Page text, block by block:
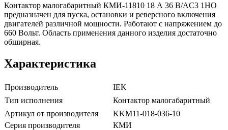
Контактор малогабаритный КМИ-11810 18 А 36 В/AC3 1НО
предназначен для пуска, остановки и реверсного включения
двигателей различной мощности. Работают с напряжением до
660 Вольт. Область применения данного изделия достаточно
обширная.
Характеристика
Производитель
IEK
Тип исполнения
Контактор малогабаритный
Артикул от производителя
KKM11-018-036-10
Серия производителя
КМИ